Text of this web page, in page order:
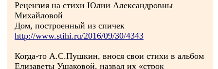
Рецензия на стихи Юлии Александровны
Михайловой
Дом, построенный из спичек
http://www.stihi.ru/2016/09/30/4343
Когда-то А.С.Пушкин, внося свои стихи в альбом
Елизаветы Ушаковой, назвал их «строк